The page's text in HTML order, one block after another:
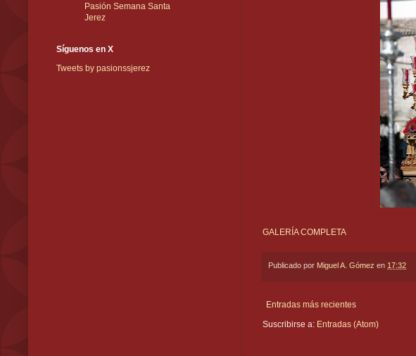
GALERÍA COMPLETA
Publicado por Miguel A. Gómez en 17:32
Entradas más recientes
Suscribirse a: Entradas (Atom)
Pasión Semana Santa
Jerez
Síguenos en X
Tweets by pasionssjerez